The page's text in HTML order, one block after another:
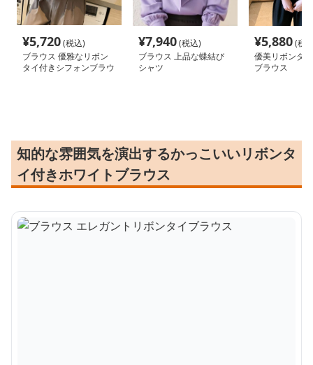
¥5,720(税込)
ブラウス 優雅なリボン
タイ付きシフォンブラウ
¥7,940(税込)
ブラウス 上品な蝶結び
シャツ
¥5,880(税
優美リボンタ
ブラウス
知的な雰囲気を演出するかっこいいリボンタ
イ付きホワイトブラウス